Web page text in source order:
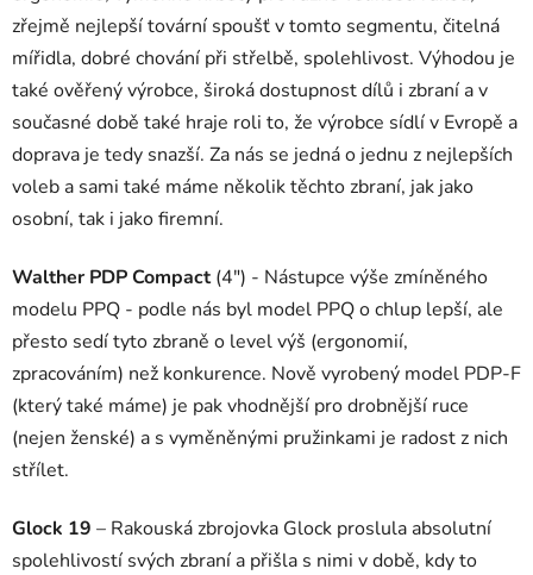
zřejmě nejlepší tovární spoušť v tomto segmentu, čitelná
mířidla, dobré chování při střelbě, spolehlivost. Výhodou je
také ověřený výrobce, široká dostupnost dílů i zbraní a v
současné době také hraje roli to, že výrobce sídlí v Evropě a
doprava je tedy snazší. Za nás se jedná o jednu z nejlepších
voleb a sami také máme několik těchto zbraní, jak jako
osobní, tak i jako firemní.
Walther PDP Compact(4") - Nástupce výše zmíněného
modelu PPQ - podle nás byl model PPQ o chlup lepší, ale
přesto sedí tyto zbraně o level výš (ergonomií,
zpracováním) než konkurence. Nově vyrobený model PDP-F
(který také máme) je pak vhodnější pro drobnější ruce
(nejen ženské) a s vyměněnými pružinkami je radost z nich
střílet.
Glock 19 – Rakouská zbrojovka Glock proslula absolutní
spolehlivostí svých zbraní a přišla s nimi v době, kdy to